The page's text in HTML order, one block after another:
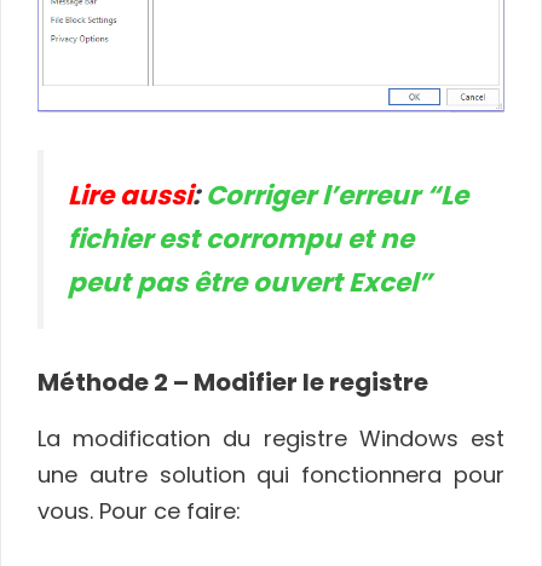
Lire aussi:Corriger l’erreur “Le
fichier est corrompu et ne
peut pas être ouvert Excel”
Méthode 2 – Modifier le registre
La modification du registre Windows est
une autre solution qui fonctionnera pour
vous. Pour ce faire: